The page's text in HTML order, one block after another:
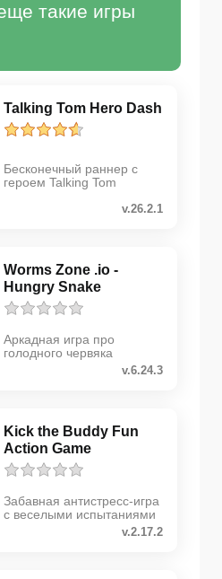
такие игры
Talking Tom Hero Dash
Бесконечный раннер с
героем Talking Tom
v.26.2.1
Worms Zone .io -
Hungry Snake
Аркадная игра про
голодного червяка
v.6.24.3
Kick the Buddy Fun
Action Game
Забавная антистресс-игра
с веселыми испытаниями
v.2.17.2